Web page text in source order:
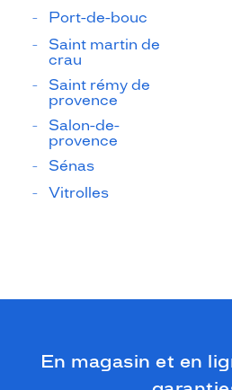
Port-de-bouc
Saint martin de
crau
Saint rémy de
provence
Salon-de-
provence
Sénas
Vitrolles
En magasin et en